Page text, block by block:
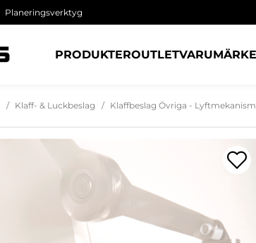
Planeringsverktyg
PRODUKTEROUTLET
Klaff- & Luckbeslag Klaffbeslag Övriga -